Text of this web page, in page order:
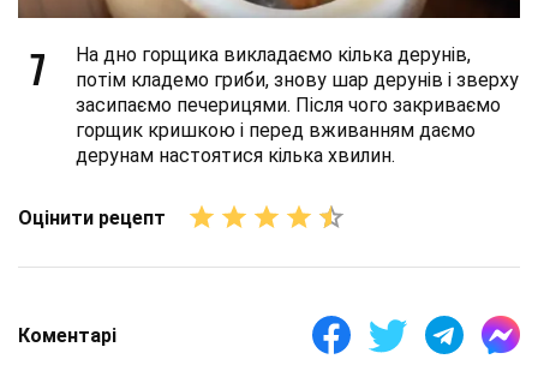
7
На дно горщика викладаємо кілька дерунів,
потім кладемо гриби, знову шар дерунів і зверху
засипаємо печерицями. Після чого закриваємо
горщик кришкою і перед вживанням даємо
дерунам настоятися кілька хвилин.
Оцінити рецепт
Коментарі